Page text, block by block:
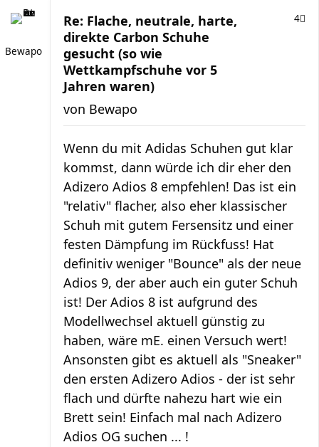
Bewapo
Re: Flache, neutrale, harte,
direkte Carbon Schuhe
gesucht (so wie
Wettkampfschuhe vor 5
Jahren waren)
4
von Bewapo
Wenn du mit Adidas Schuhen gut klar
kommst, dann würde ich dir eher den
Adizero Adios 8 empfehlen! Das ist ein
"relativ" flacher, also eher klassischer
Schuh mit gutem Fersensitz und einer
festen Dämpfung im Rückfuss! Hat
definitiv weniger "Bounce" als der neue
Adios 9, der aber auch ein guter Schuh
ist! Der Adios 8 ist aufgrund des
Modellwechsel aktuell günstig zu
haben, wäre mE. einen Versuch wert!
Ansonsten gibt es aktuell als "Sneaker"
den ersten Adizero Adios - der ist sehr
flach und dürfte nahezu hart wie ein
Brett sein! Einfach mal nach Adizero
Adios OG suchen ... !